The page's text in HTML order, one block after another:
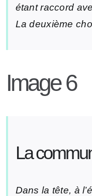
étant raccord
La deuxième
Image 6
La
Dans la tête, à